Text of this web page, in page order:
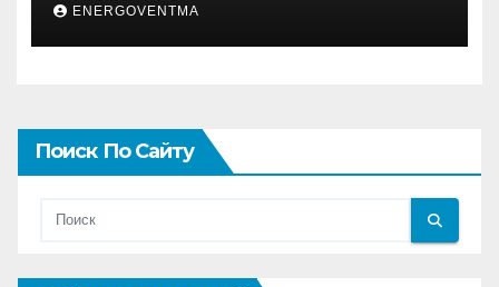
ENERGOVENTMA
Поиск По Сайту